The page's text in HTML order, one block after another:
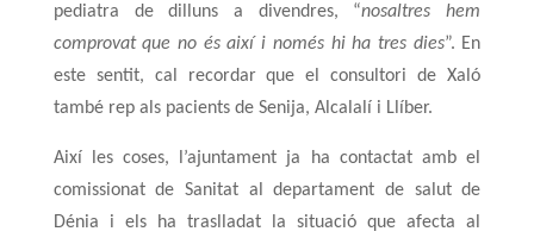
pediatra de dilluns a divendres, “nosaltres hem
comprovat que no és així i només hi ha tres dies”. En
este sentit, cal recordar que el consultori de Xaló
també rep als pacients de Senija, Alcalalí i Llíber.
Així les coses, l’ajuntament ja ha contactat amb el
comissionat de Sanitat al departament de salut de
Dénia i els ha traslladat la situació que afecta al